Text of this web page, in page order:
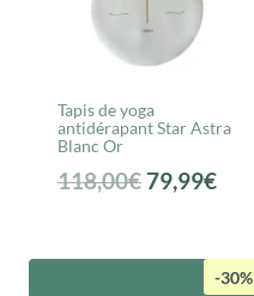
Tapis de yoga
antidérapant Star Astra
Blanc Or
118,00€ Le
79,99€Le
est :
-30%